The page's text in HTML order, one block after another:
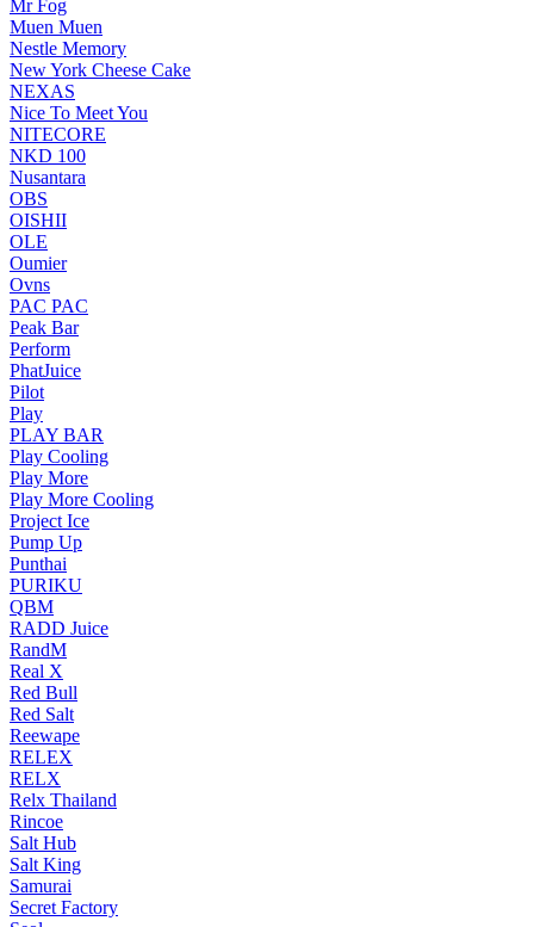
Mr Fog
Muen Muen
Nestle Memory
New York Cheese Cake
NEXAS
Nice To Meet You
NITECORE
NKD 100
Nusantara
OBS
OISHII
OLE
Oumier
Ovns
PAC PAC
Peak Bar
Perform
PhatJuice
Pilot
Play
PLAY BAR
Play Cooling
Play More
Play More Cooling
Project Ice
Pump Up
Punthai
PURIKU
QBM
RADD Juice
RandM
Real X
Red Bull
Red Salt
Reewape
RELEX
RELX
Relx Thailand
Rincoe
Salt Hub
Salt King
Samurai
Secret Factory